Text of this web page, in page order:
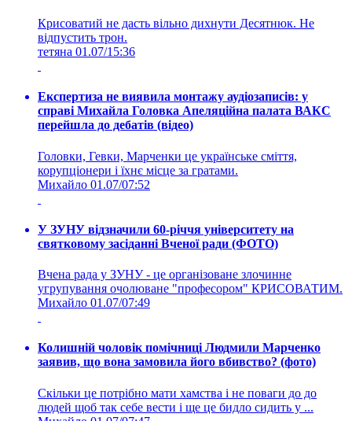
Крисоватий не дасть вільно дихнути Десятнюк. Не
відпустить трон.
тетяна 01.07/15:36
Експертиза не виявила монтажу аудіозаписів: у
справі Михайла Головка Апеляційна палата ВАКС
перейшла до дебатів (відео)
Головки, Гевки, Марченки це українське сміття,
корупціонери і їхнє місце за гратами.
Михайло 01.07/07:52
У ЗУНУ відзначили 60-річчя університету на
святковому засіданні Вченої ради (ФОТО)
Вчена рада у ЗУНУ - це організоване злочинне
угрупування очолюване "професором" КРИСОВАТИМ.
Михайло 01.07/07:49
Колишній чоловік помічниці Людмили Марченко
заявив, що вона замовила його вбивство? (фото)
Скільки це потрібно мати хамства і не поваги до до
людей щоб так себе вести і ще це бидло сидить у ...